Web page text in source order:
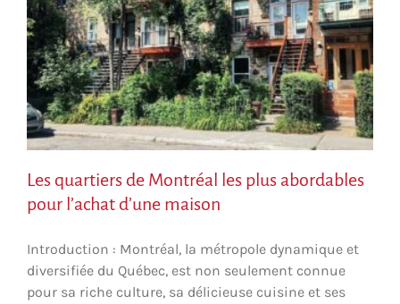
Les quartiers de Montréal les plus abordables
pour l’achat d’une maison
Introduction : Montréal, la métropole dynamique et
diversifiée du Québec, est non seulement connue
pour sa riche culture, sa délicieuse cuisine et ses